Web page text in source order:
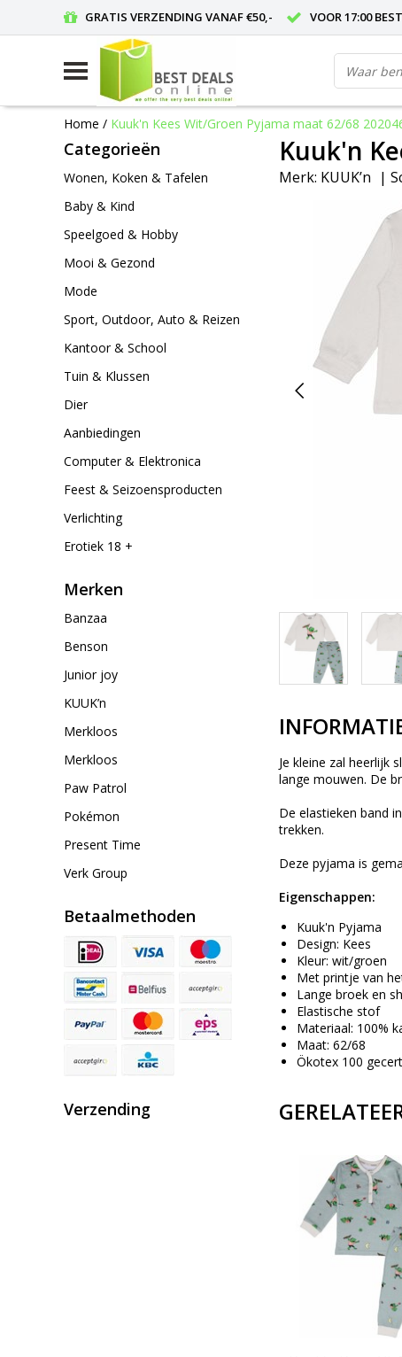
GRATIS VERZENDING VANAF €50,- VOOR 17:00
Home / Kuuk'n Kees Wit/Groen Pyjama maat 62/68
Categorieën
Wonen, Koken & Tafelen
Baby & Kind
Speelgoed & Hobby
Mooi & Gezond
Mode
Sport, Outdoor, Auto & Reizen
Kantoor & School
Tuin & Klussen
Dier
Aanbiedingen
Computer & Elektronica
Feest & Seizoensproducten
Verlichting
Erotiek 18 +
Merken
Banzaa
Benson
Junior joy
KUUK’n
Merkloos
Merkloos
Paw Patrol
Pokémon
Present Time
Verk Group
Betaalmethoden
Verzending
Kuuk'n
Merk: KUUK’n |
Je kleine zal heerlijk
lange mouwen. De
De elastieken band
trekken.
Deze pyjama is
Eigenschappen:
Kuuk'n Pyjama
Design: Kees
Kleur: wit/groen
Met printje van
Lange broek en
Elastische stof
Materiaal: 100%
Maat: 62/68
Ökotex 100